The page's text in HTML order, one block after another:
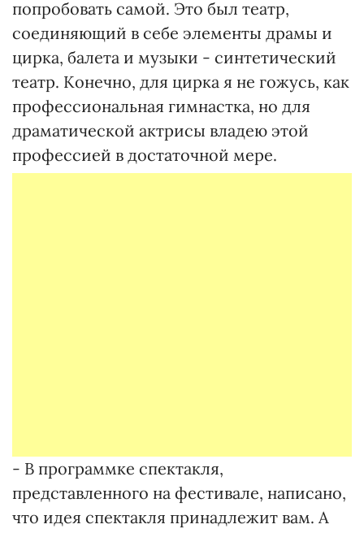
попробовать самой. Это был театр,
соединяющий в себе элементы драмы и
цирка, балета и музыки - синтетический
театр. Конечно, для цирка я не гожусь, как
профессиональная гимнастка, но для
драматической актрисы владею этой
профессией в достаточной мере.
- В программке спектакля,
представленного на фестивале, написано,
что идея спектакля принадлежит вам. А